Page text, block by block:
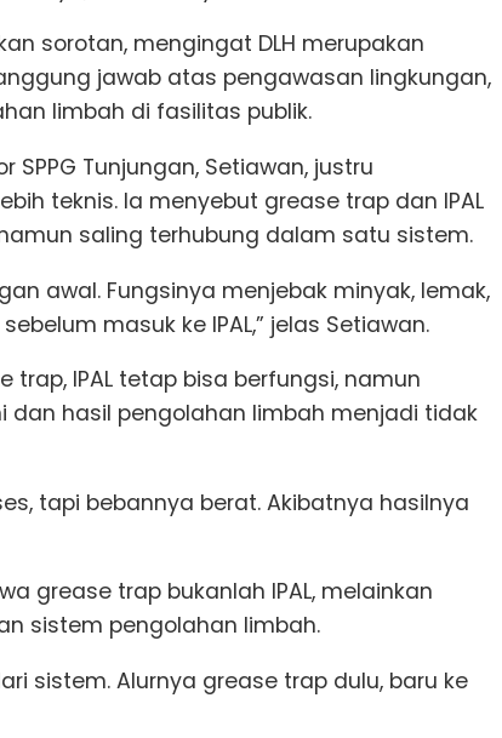
sorotan, mengingat DLH merupakan
jawab atas pengawasan lingkungan,
limbah di fasilitas publik.
SPPG Tunjungan, Setiawan, justru
teknis. Ia menyebut grease trap dan IPAL
saling terhubung dalam satu sistem.
awal. Fungsinya menjebak minyak, lemak,
masuk ke IPAL,” jelas Setiawan.
trap, IPAL tetap bisa berfungsi, namun
dan hasil pengolahan limbah menjadi tidak
tapi bebannya berat. Akibatnya hasilnya
grease trap bukanlah IPAL, melainkan
sistem pengolahan limbah.
sistem. Alurnya grease trap dulu, baru ke